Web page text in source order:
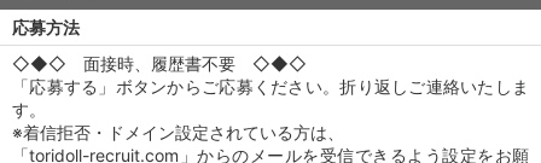
応募方法
◇◆◇ 面接時、履歴書不要 ◇◆◇
「応募する」ボタンからご応募ください。折り返しご連絡いたしま
す。
※着信拒否・ドメイン設定されている方は、
「toridoll-recruit.com」からのメールを受信できるよう設定をお願